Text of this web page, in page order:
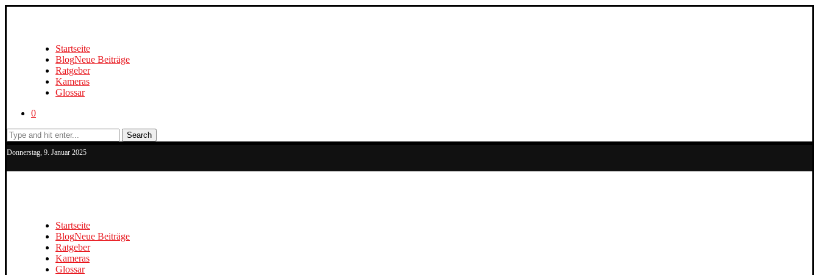
Startseite
BlogNeue Beiträge
Ratgeber
Kameras
Glossar
0
Search
Donnerstag, 9. Januar 2025
Startseite
BlogNeue Beiträge
Ratgeber
Kameras
Glossar